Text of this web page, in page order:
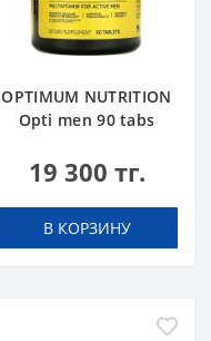
OPTIMUM NUTRITION
Opti men 90 tabs
19 300 тг.
В КОРЗИНУ